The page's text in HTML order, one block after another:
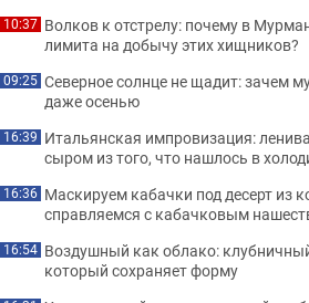
10:37 Волков к отстрелу: почему в
лимита на добычу этих хищников?
09:25 Северное солнце не щадит: зачем
даже осенью
16:39 Итальянская импровизация:
сыром из того, что нашлось в
16:36 Маскируем кабачки под десерт из
справляемся с кабачковым
16:54 Воздушный как облако:
который сохраняет форму